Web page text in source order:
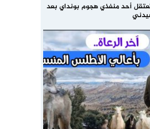
تعتقل أحد منفذي هجوم بونداي بعد